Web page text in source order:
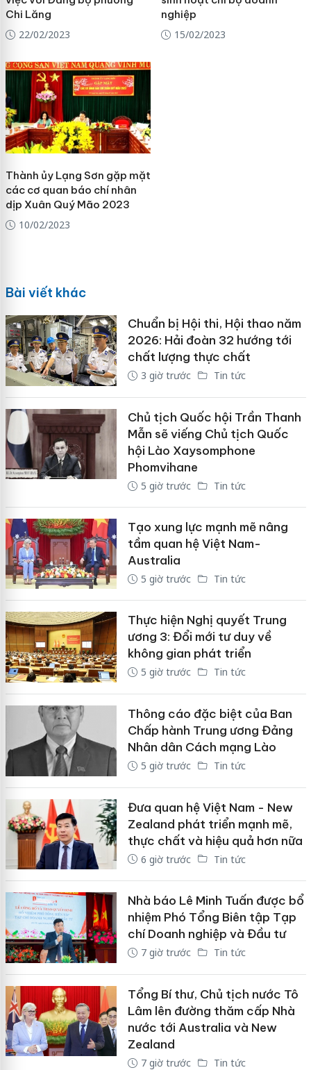
Chi Lăng
22/02/2023
nghiệp
15/02/2023
Thành ủy Lạng Sơn gặp mặt
các cơ quan báo chí nhân
dịp Xuân Quý Mão 2023
10/02/2023
Bài viết khác
Chuẩn bị Hội thi, Hội thao năm
2026: Hải đoàn 32 hướng tới
chất lượng thực chất
3 giờ trước Tin tức
Chủ tịch Quốc hội Trần Thanh
Mẫn sẽ viếng Chủ tịch Quốc
hội Lào Xaysomphone
Phomvihane
5 giờ trước Tin tức
Tạo xung lực mạnh mẽ nâng
tầm quan hệ Việt Nam-
Australia
5 giờ trước Tin tức
Thực hiện Nghị quyết Trung
ương 3: Đổi mới tư duy về
không gian phát triển
5 giờ trước Tin tức
Thông cáo đặc biệt của Ban
Chấp hành Trung ương Đảng
Nhân dân Cách mạng Lào
5 giờ trước Tin tức
Đưa quan hệ Việt Nam - New
Zealand phát triển mạnh mẽ,
thực chất và hiệu quả hơn nữa
6 giờ trước Tin tức
Nhà báo Lê Minh Tuấn được bổ
nhiệm Phó Tổng Biên tập Tạp
chí Doanh nghiệp và Đầu tư
7 giờ trước Tin tức
Tổng Bí thư, Chủ tịch nước Tô
Lâm lên đường thăm cấp Nhà
nước tới Australia và New
Zealand
7 giờ trước Tin tức